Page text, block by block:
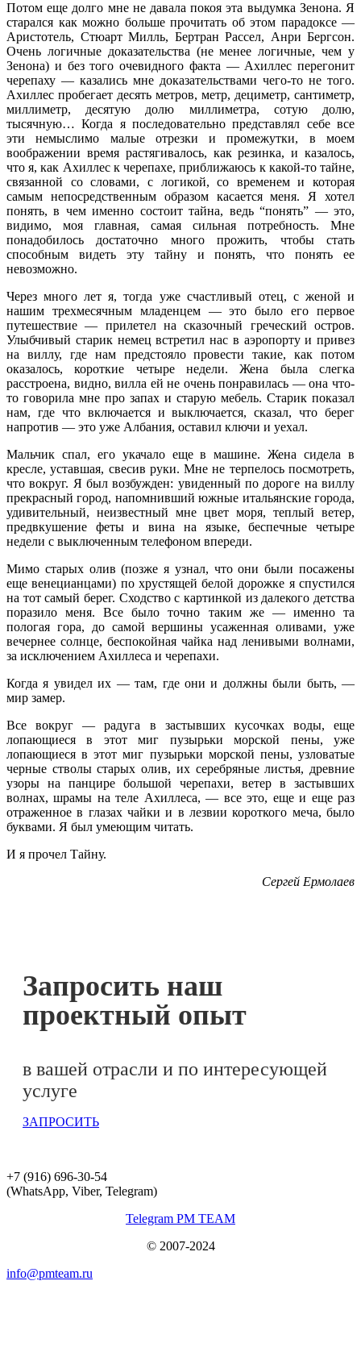
Потом еще долго мне не давала покоя эта выдумка Зенона. Я
старался как можно больше прочитать об этом парадоксе —
Аристотель, Стюарт Милль, Бертран Рассел, Анри Бергсон.
Очень логичные доказательства (не менее логичные, чем у
Зенона) и без того очевидного факта — Ахиллес перегонит
черепаху — казались мне доказательствами чего-то не того.
Ахиллес пробегает десять метров, метр, дециметр, сантиметр,
миллиметр, десятую долю миллиметра, сотую долю,
тысячную… Когда я последовательно представлял себе все
эти немыслимо малые отрезки и промежутки, в моем
воображении время растягивалось, как резинка, и казалось,
что я, как Ахиллес к черепахе, приближаюсь к какой-то тайне,
связанной со словами, с логикой, со временем и которая
самым непосредственным образом касается меня. Я хотел
понять, в чем именно состоит тайна, ведь “понять” — это,
видимо, моя главная, самая сильная потребность. Мне
понадобилось достаточно много прожить, чтобы стать
способным видеть эту тайну и понять, что понять ее
невозможно.
Через много лет я, тогда уже счастливый отец, с женой и
нашим трехмесячным младенцем — это было его первое
путешествие — прилетел на сказочный греческий остров.
Улыбчивый старик немец встретил нас в аэропорту и привез
на виллу, где нам предстояло провести такие, как потом
оказалось, короткие четыре недели. Жена была слегка
расстроена, видно, вилла ей не очень понравилась — она что-
то говорила мне про запах и старую мебель. Старик показал
нам, где что включается и выключается, сказал, что берег
напротив — это уже Албания, оставил ключи и уехал.
Мальчик спал, его укачало еще в машине. Жена сидела в
кресле, уставшая, свесив руки. Мне не терпелось посмотреть,
что вокруг. Я был возбужден: увиденный по дороге на виллу
прекрасный город, напомнивший южные итальянские города,
удивительный, неизвестный мне цвет моря, теплый ветер,
предвкушение феты и вина на языке, беспечные четыре
недели с выключенным телефоном впереди.
Мимо старых олив (позже я узнал, что они были посажены
еще венецианцами) по хрустящей белой дорожке я спустился
на тот самый берег. Сходство с картинкой из далекого детства
поразило меня. Все было точно таким же — именно та
пологая гора, до самой вершины усаженная оливами, уже
вечернее солнце, беспокойная чайка над ленивыми волнами,
за исключением Ахиллеса и черепахи.
Когда я увидел их — там, где они и должны были быть, —
мир замер.
Все вокруг — радуга в застывших кусочках воды, еще
лопающиеся в этот миг пузырьки морской пены, уже
лопающиеся в этот миг пузырьки морской пены, узловатые
черные стволы старых олив, их серебряные листья, древние
узоры на панцире большой черепахи, ветер в застывших
волнах, шрамы на теле Ахиллеса, — все это, еще и еще раз
отраженное в глазах чайки и в лезвии короткого меча, было
буквами. Я был умеющим читать.
И я прочел Тайну.
Сергей Ермолаев
Запросить наш
проектный опыт
в вашей отрасли и по интересующей
услуге
ЗАПРОСИТЬ
+7 (916) 696-30-54
(WhatsApp, Viber, Telegram)
Telegram PM TEAM
© 2007-2024
info@pmteam.ru